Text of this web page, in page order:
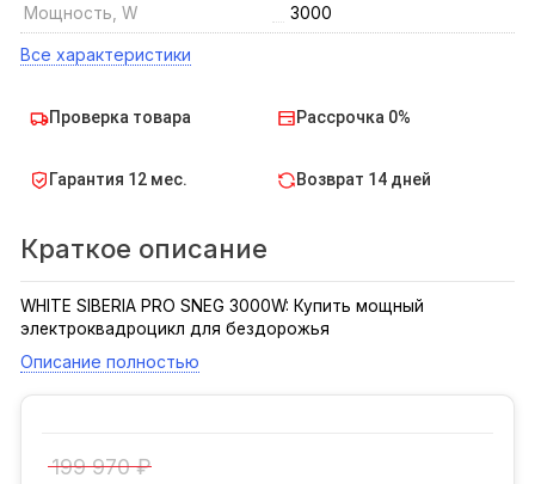
Мощность, W 3000
Все характеристики
Проверка товара Рассрочка 0%
Гарантия 12 мес. Возврат 14 дней
Краткое описание
WHITE SIBERIA PRO SNEG 3000W: Купить мощный
электроквадроцикл для бездорожья
Описание полностью
199 970 ₽